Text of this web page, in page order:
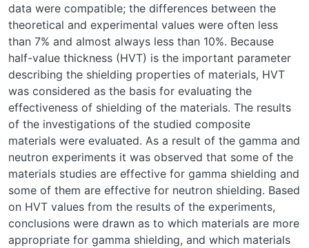
data were compatible; the differences between the
theoretical and experimental values were often less
than 7% and almost always less than 10%. Because
half-value thickness (HVT) is the important parameter
describing the shielding properties of materials, HVT
was considered as the basis for evaluating the
effectiveness of shielding of the materials. The results
of the investigations of the studied composite
materials were evaluated. As a result of the gamma and
neutron experiments it was observed that some of the
materials studies are effective for gamma shielding and
some of them are effective for neutron shielding. Based
on HVT values from the results of the experiments,
conclusions were drawn as to which materials are more
appropriate for gamma shielding, and which materials